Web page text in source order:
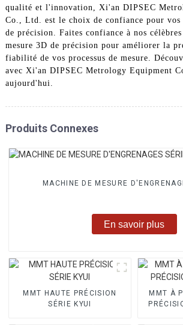
qualité et l'innovation, Xi'an DIPSEC
Co., Ltd. est le choix de confiance pour vos
de précision. Faites confiance à nos
mesure 3D de précision pour améliorer la
fiabilité de vos processus de mesure.
avec Xi'an DIPSEC Metrology Equipment
aujourd'hui.
Produits Connexes
MACHINE DE MESURE
En savoir plus
MMT HAUTE PRÉCISION
SÉRIE KYUI
MMT À